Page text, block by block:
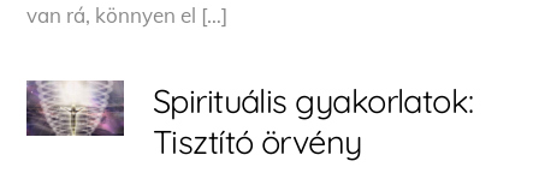
van rá, könnyen el […]
Spirituális gyakorlatok:
Tisztító örvény